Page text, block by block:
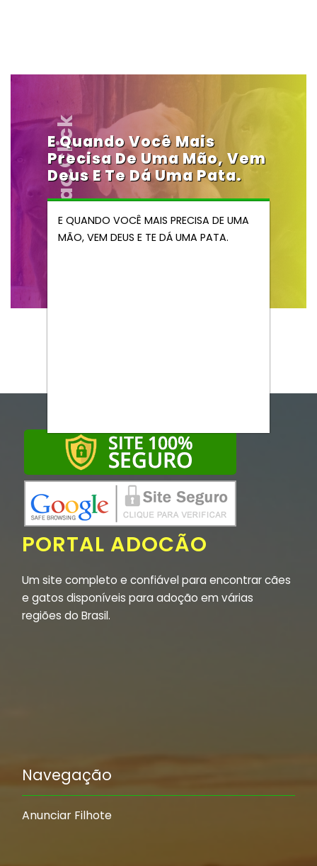
Vendocao.click
E Quando Você Mais
Precisa De Uma Mão, Vem
Deus E Te Dá Uma Pata.
E QUANDO VOCÊ MAIS PRECISA DE UMA
MÃO, VEM DEUS E TE DÁ UMA PATA.
PORTAL ADOCÃO
Um site completo e confiável para encontrar cães
e gatos disponíveis para adoção em várias
regiões do Brasil.
Navegação
Anunciar Filhote